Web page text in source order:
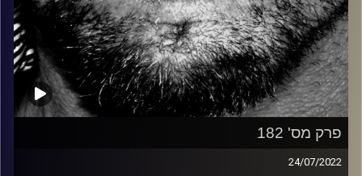
פרק מס' 182
24/07/2022